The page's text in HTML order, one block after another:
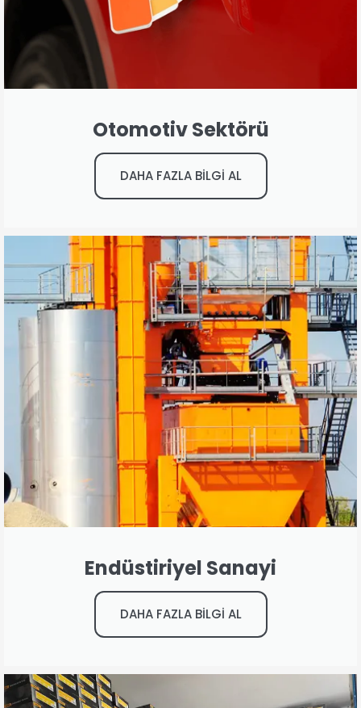
Otomotiv Sektörü
DAHA FAZLA BİLGİ AL
Endüstiriyel Sanayi
DAHA FAZLA BİLGİ AL